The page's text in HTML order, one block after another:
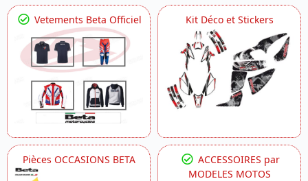
Vetements Beta Officiel Kit Déco et Stickers
Pièces OCCASIONS BETA
ACCESSOIRES par
MODELES MOTOS